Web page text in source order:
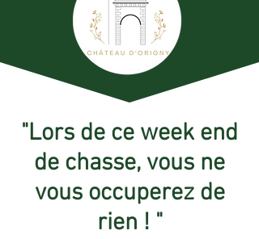
"Lors de ce week end
de chasse, vous ne
vous occuperez de
rien ! "